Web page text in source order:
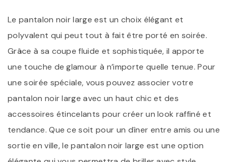
Le pantalon noir large est un choix élégant et
polyvalent qui peut tout à fait être porté en soirée.
Grâce à sa coupe fluide et sophistiquée, il apporte
une touche de glamour à n’importe quelle tenue. Pour
une soirée spéciale, vous pouvez associer votre
pantalon noir large avec un haut chic et des
accessoires étincelants pour créer un look raffiné et
tendance. Que ce soit pour un dîner entre amis ou une
sortie en ville, le pantalon noir large est une option